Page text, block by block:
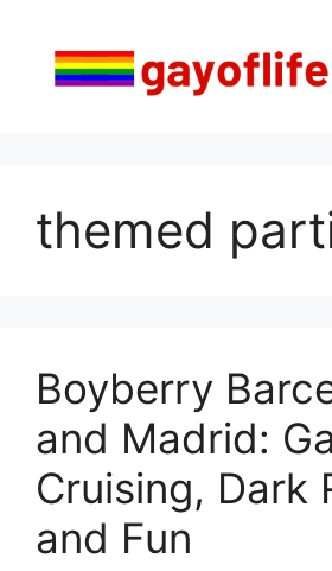
contenido
themed
Boyberry
and Madrid:
Cruising, Dark
and Fun